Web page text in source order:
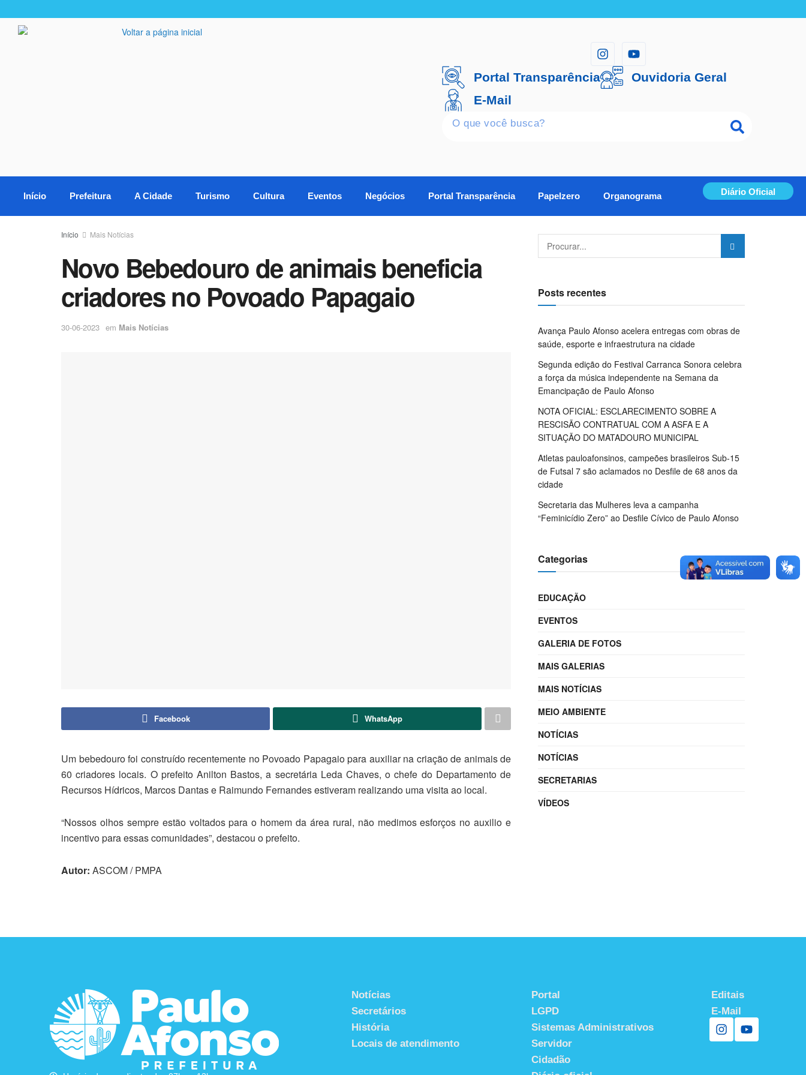
Portal Transparência
Ouvidoria Geral
E-Mail
Início Prefeitura A Cidade Turismo Cultura Eventos Negócios Portal Transparência Papelzero Organograma Diário Oficial
Início Mais Notícias
Novo Bebedouro de animais beneficia
criadores no Povoado Papagaio
30-06-2023 em Mais Notícias
Facebook WhatsApp
Um bebedouro foi construído recentemente no Povoado Papagaio para auxiliar na criação de animais de
60 criadores locais. O prefeito Anilton Bastos, a secretária Leda Chaves, o chefe do Departamento de
Recursos Hídricos, Marcos Dantas e Raimundo Fernandes estiveram realizando uma visita ao local.
“Nossos olhos sempre estão voltados para o homem da área rural, não medimos esforços no auxilio e
incentivo para essas comunidades”, destacou o prefeito.
Autor: ASCOM / PMPA
Posts recentes
Avança Paulo Afonso acelera entregas com obras de
saúde, esporte e infraestrutura na cidade
Segunda edição do Festival Carranca Sonora celebra
a força da música independente na Semana da
Emancipação de Paulo Afonso
NOTA OFICIAL: ESCLARECIMENTO SOBRE A
RESCISÃO CONTRATUAL COM A ASFA E A
SITUAÇÃO DO MATADOURO MUNICIPAL
Atletas pauloafonsinos, campeões brasileiros Sub-15
de Futsal 7 são aclamados no Desfile de 68 anos da
cidade
Secretaria das Mulheres leva a campanha
“Feminicídio Zero” ao Desfile Cívico de Paulo Afonso
Categorias
EDUCAÇÃO
EVENTOS
GALERIA DE FOTOS
MAIS GALERIAS
MAIS NOTÍCIAS
MEIO AMBIENTE
NOTÍCIAS
NOTÍCIAS
SECRETARIAS
VÍDEOS
Notícias
Secretários
História
Locais de atendimento
Portal
LGPD
Sistemas Administrativos
Servidor
Cidadão
Editais
E-Mail